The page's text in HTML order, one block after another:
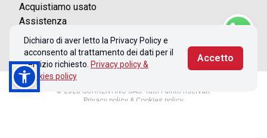
Acquistiamo usato
Assistenza
Contatti
Dichiaro di aver letto la Privacy Policy e
acconsento al trattamento dei dati per il
servizio richiesto. Privacy policy &
Cookies policy
Accetto
© 2026 SORRENTINO SAS. Tutti i diritti riservati.
Privacy policy & Cookies policy